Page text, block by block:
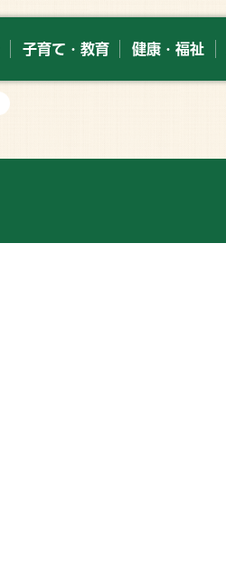
子育て・教育 健康・福祉